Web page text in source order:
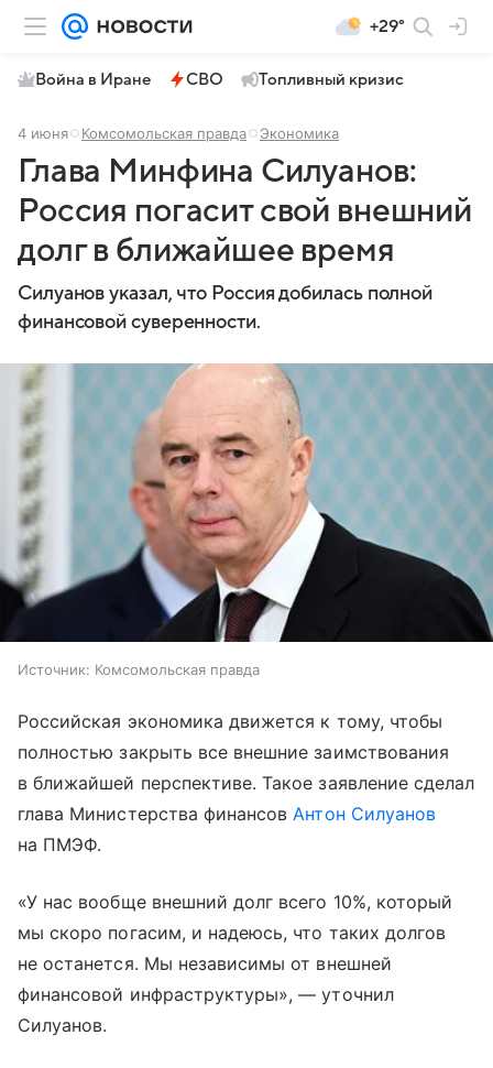
+29°
Война в Иране СВО Топливный кризис
4 июня Комсомольская правда Экономика
Глава Минфина Силуанов:
Россия погасит свой внешний
долг в ближайшее время
Силуанов указал, что Россия добилась полной
финансовой суверенности.
Источник: Комсомольская правда
Российская экономика движется к тому, чтобы
полностью закрыть все внешние заимствования
в ближайшей перспективе. Такое заявление сделал
глава Министерства финансов Антон Силуанов
на ПМЭФ.
«У нас вообще внешний долг всего 10%, который
мы скоро погасим, и надеюсь, что таких долгов
не останется. Мы независимы от внешней
финансовой инфраструктуры», — уточнил
Силуанов.